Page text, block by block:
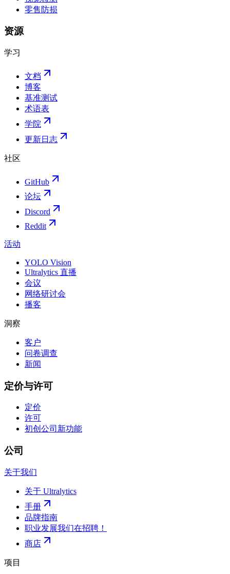
零售防损
资源
学习
文档
博客
基准测试
术语表
学院
更新日志
社区
GitHub
论坛
Discord
Reddit
活动
YOLO Vision
Ultralytics 直播
会议
网络研讨会
播客
洞察
客户
问卷调查
新闻
定价与许可
定价
许可
初创公司 新功能
公司
关于我们
关于 Ultralytics
手册
品牌指南
职业发展我们在招聘！
商店
项目